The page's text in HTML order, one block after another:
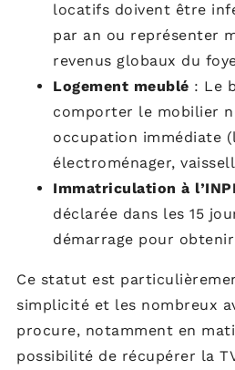
locatifs doivent être
par an ou représenter
revenus globaux du
Logement meublé : Le
comporter le mobilier
occupation immédiate
électroménager,
Immatriculation à l’INPI
déclarée dans les 15
démarrage pour obtenir
Ce statut est
simplicité et les nombreux
procure, notamment en
possibilité de récupérer la